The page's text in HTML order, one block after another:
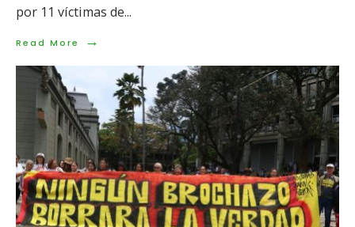
por 11 víctimas de...
Read More →
Read
#JusticiaParaLas6402 en
Informe
anual
de
Jurisdicción
universal